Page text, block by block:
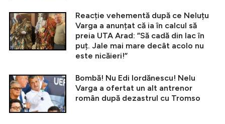
Reacție vehementă după ce Neluțu
Varga a anunțat că ia în calcul să
preia UTA Arad: ”Să cadă din lac în
puț. Jale mai mare decât acolo nu
este nicăieri!”
Bombă! Nu Edi Iordănescu! Nelu
Varga a ofertat un alt antrenor
român după dezastrul cu Tromso